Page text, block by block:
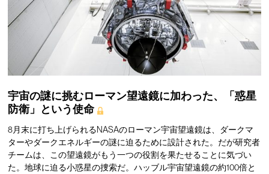
宇宙の謎に挑むローマン望遠鏡に加わった、「惑星
防衛」という使命
8月末に打ち上げられるNASAのローマン宇宙望遠鏡は、ダークマ
ターやダークエネルギーの謎に迫るために設計された。だが研究者
チームは、この望遠鏡がもう一つの役割を果たせることに気づい
た。地球に迫る小惑星の捜索だ。ハッブル宇宙望遠鏡の約100倍と